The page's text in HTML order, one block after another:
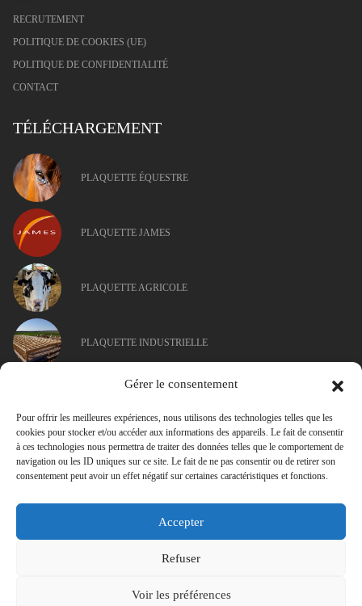
Gérer le consentement
Pour offrir les meilleures expériences, nous utilisons des technologies telles que les
cookies pour stocker et/ou accéder aux informations des appareils. Le fait de consentir
à ces technologies nous permettra de traiter des données telles que le comportement de
navigation ou les ID uniques sur ce site. Le fait de ne pas consentir ou de retirer son
consentement peut avoir un effet négatif sur certaines caractéristiques et fonctions.
Accepter
Refuser
Voir les préférences
RECRUTEMENT
POLITIQUE DE COOKIES (UE)
POLITIQUE DE CONFIDENTIALITÉ
CONTACT
TÉLÉCHARGEMENT
PLAQUETTE ÉQUESTRE
PLAQUETTE JAMES
PLAQUETTE AGRICOLE
PLAQUETTE INDUSTRIELLE